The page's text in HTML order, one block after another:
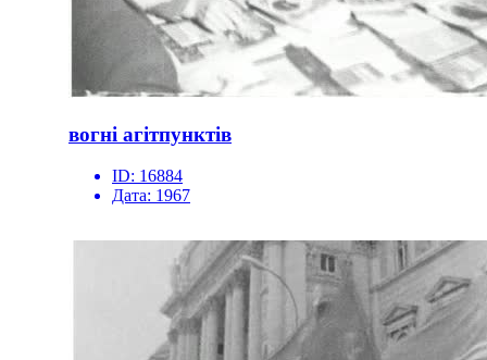
вогні агітпунктів
ID: 16884
Дата: 1967